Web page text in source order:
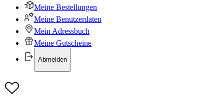
Meine Bestellungen
Meine Benutzerdaten
Mein Adressbuch
Meine Gutscheine
Abmelden